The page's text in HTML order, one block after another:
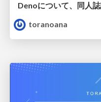
Denoについて、同人
toranoana